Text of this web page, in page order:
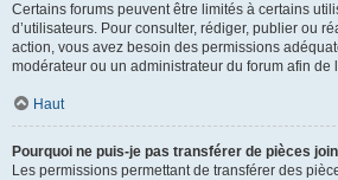
Certains forums peuvent être limités à certains
d’utilisateurs. Pour consulter, rédiger, publier ou
action, vous avez besoin des permissions
modérateur ou un administrateur du forum afin de
Haut
Pourquoi ne puis-je pas transférer de pièces
Les permissions permettant de transférer des